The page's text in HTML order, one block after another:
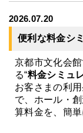
2026.07.20
便利な料金シ
京都市文化会
る“料金シミュ
お客さまの利
で、ホール・
算料金を、簡